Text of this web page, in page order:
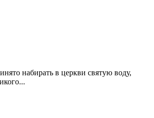
набирать в церкви святую воду,